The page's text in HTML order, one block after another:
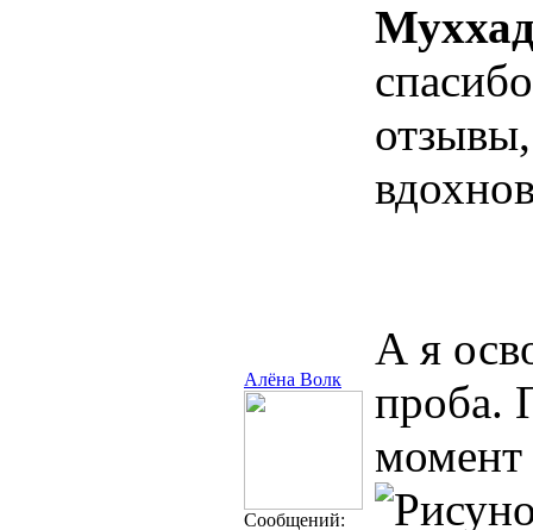
Алёна Волк
Сообщений:
А я
проба.
момент